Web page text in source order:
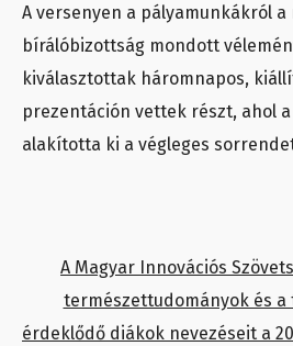
A versenyen a pályamunkákról a
bírálóbizottság mondott
kiválasztottak háromnapos,
prezentáción vettek részt, ahol
alakította ki a végleges
A Magyar Innovációs
természettudományok és
érdeklődő diákok nevezéseit a